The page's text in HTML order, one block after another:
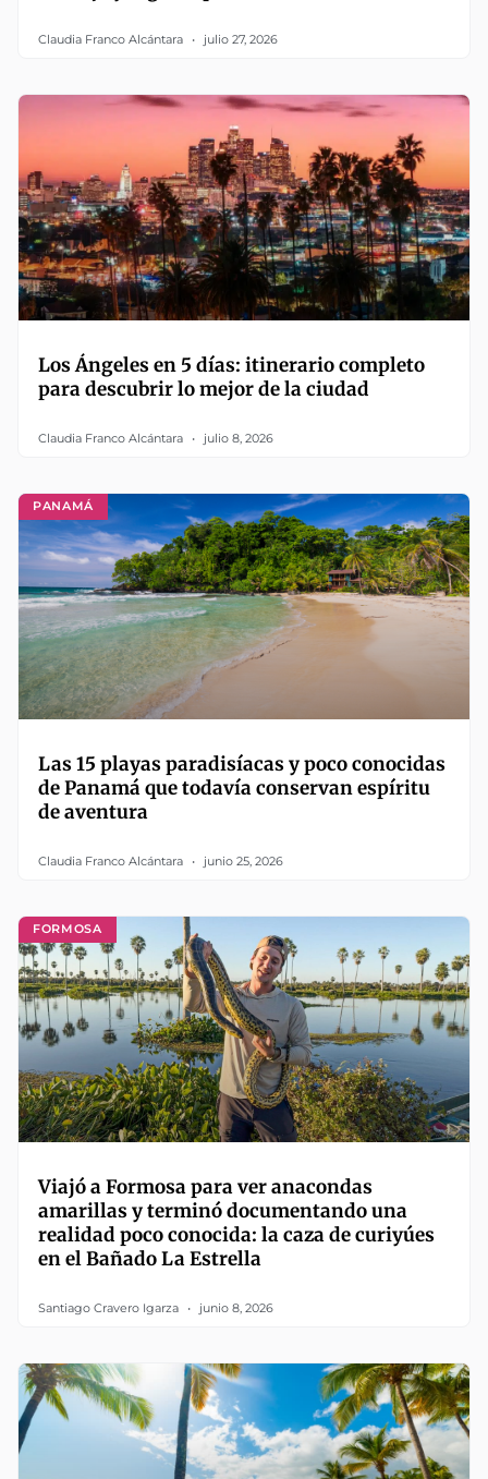
Claudia Franco Alcántara julio 27, 2026
Los Ángeles en 5 días: itinerario completo
para descubrir lo mejor de la ciudad
Claudia Franco Alcántara julio 8, 2026
PANAMÁ
Las 15 playas paradisíacas y poco conocidas
de Panamá que todavía conservan espíritu
de aventura
Claudia Franco Alcántara junio 25, 2026
FORMOSA
Viajó a Formosa para ver anacondas
amarillas y terminó documentando una
realidad poco conocida: la caza de curiyúes
en el Bañado La Estrella
Santiago Cravero Igarza junio 8, 2026